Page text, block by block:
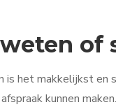
of
is het makkelijkst
kunnen